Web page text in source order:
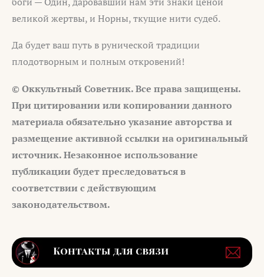
великой жертвы, и Норны, ткущие нити судеб.
Да будет ваш путь в рунической традиции
плодотворным и полным откровений!
© Оккультный Советник. Все права защищены.
При цитировании или копировании данного
материала обязательно указание авторства и
размещение активной ссылки на оригинальный
источник. Незаконное использование
публикации будет преследоваться в
соответствии с действующим
законодательством.